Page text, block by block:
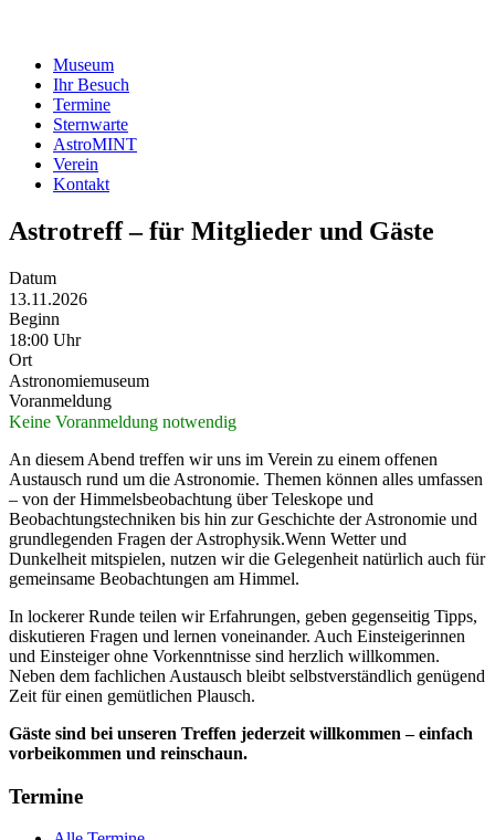
Museum
Ihr Besuch
Termine
Sternwarte
AstroMINT
Verein
Kontakt
Astrotreff – für Mitglieder und Gäste
Datum
13.11.2026
Beginn
18:00 Uhr
Ort
Astronomiemuseum
Voranmeldung
Keine Voranmeldung notwendig
An diesem Abend treffen wir uns im Verein zu einem offenen
Austausch rund um die Astronomie. Themen können alles umfassen
– von der Himmelsbeobachtung über Teleskope und
Beobachtungstechniken bis hin zur Geschichte der Astronomie und
grundlegenden Fragen der Astrophysik.Wenn Wetter und
Dunkelheit mitspielen, nutzen wir die Gelegenheit natürlich auch für
gemeinsame Beobachtungen am Himmel.
In lockerer Runde teilen wir Erfahrungen, geben gegenseitig Tipps,
diskutieren Fragen und lernen voneinander. Auch Einsteigerinnen
und Einsteiger ohne Vorkenntnisse sind herzlich willkommen.
Neben dem fachlichen Austausch bleibt selbstverständlich genügend
Zeit für einen gemütlichen Plausch.
Gäste sind bei unseren Treffen jederzeit willkommen – einfach
vorbeikommen und reinschaun.
Termine